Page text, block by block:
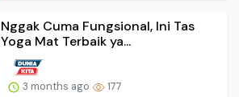
Nggak Cuma Fungsional, Ini Tas
Yoga Mat Terbaik ya...
3 months ago 177